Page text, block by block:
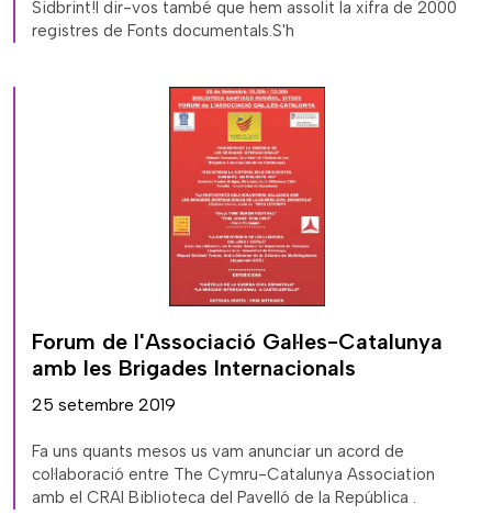
Sidbrint!I dir-vos també que hem assolit la xifra de 2000
registres de Fonts documentals.S'h
Forum de l'Associació Gal·les-Catalunya
amb les Brigades Internacionals
25 setembre 2019
Fa uns quants mesos us vam anunciar un acord de
col·laboració entre The Cymru-Catalunya Association
amb el CRAI Biblioteca del Pavelló de la República .